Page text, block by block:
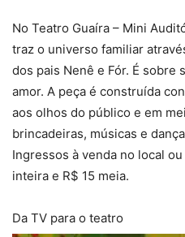
No Teatro Guaíra – Mini
traz o universo familiar
dos pais Nenê e Fór. É sobre
amor. A peça é construída
aos olhos do público e em
brincadeiras, músicas e
Ingressos à venda no local
inteira e R$ 15 meia.
Da TV para o teatro